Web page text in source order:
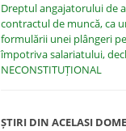
Dreptul angajatorului de
contractul de muncă, ca
formulării unei plângeri
împotriva salariatului,
NECONSTITUȚIONAL
ȘTIRI DIN ACELASI